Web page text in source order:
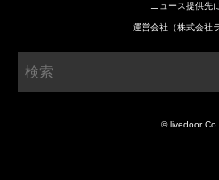
ニュース提供先
運営会社（株式会社
© livedoor